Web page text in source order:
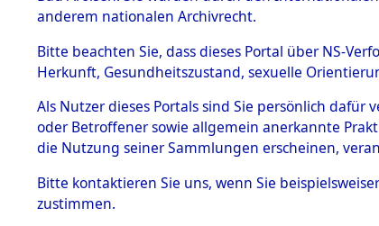
BESTÄNDE
Inhaftierungsdoku
mente
5. Verschiedenes
Todesmärsche
5.3.1 Alliierte
anderem nationalen Archivrecht.
Bitte beachten Sie, dass dieses Portal über NS-
Herkunft, Gesundheitszustand, sexuelle
Als Nutzer dieses Portals sind Sie persönlich
oder Betroffener sowie allgemein anerkannte
die Nutzung seiner Sammlungen erscheinen,
Bitte kontaktieren Sie uns, wenn Sie
zustimmen.